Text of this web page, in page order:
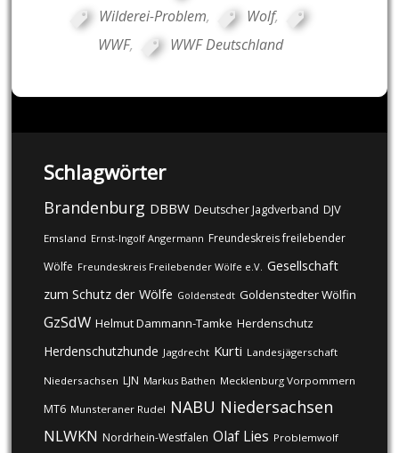
Wilderei-Problem, Wolf,
WWF, WWF Deutschland
Schlagwörter
Brandenburg DBBW Deutscher Jagdverband DJV
Emsland Ernst-Ingolf Angermann Freundeskreis freilebender
Wölfe Freundeskreis Freilebender Wölfe e.V. Gesellschaft
zum Schutz der Wölfe Goldenstedt Goldenstedter Wölfin
GzSdW Helmut Dammann-Tamke Herdenschutz
Herdenschutzhunde Jagdrecht Kurti Landesjägerschaft
Niedersachsen LJN Markus Bathen Mecklenburg Vorpommern
MT6 Munsteraner Rudel NABU Niedersachsen
NLWKN Nordrhein-Westfalen Olaf Lies Problemwolf